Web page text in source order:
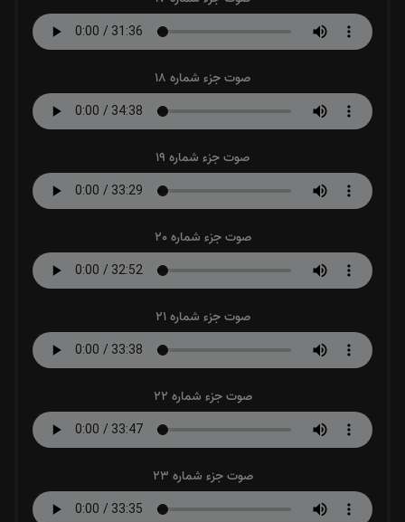
صوت جزء شماره 18
صوت جزء شماره 19
صوت جزء شماره 20
صوت جزء شماره 21
صوت جزء شماره 22
صوت جزء شماره 23